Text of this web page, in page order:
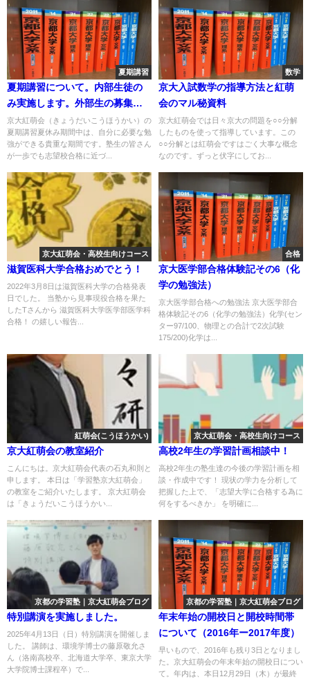
夏期講習
夏期講習について。内部生徒の
み実施します。外部生の募集は
いたしません
京大紅萌会（きょうだいこうほうかい）の
夏期講習夏休み期間中は、自分に必要な勉
強ができる貴重な期間です。塾生の皆さん
が一歩でも志望校合格に近づ...
数学
京大入試数学の指導方法と紅萌
会のマル秘資料
京大紅萌会では日々京大の問題を○○分解
したものを使って指導しています。この
○○分解とは紅萌会ですはごく大事な概念
なのです。ずっと伏字にしてお...
京大紅萌会・高校生向けコース
滋賀医科大学合格おめでとう！
2022年3月8日は滋賀医科大学の合格発表
日でした。 当塾から見事現役合格を果た
したTさんから 滋賀医科大学医学部医学科
合格！ の嬉しい報告...
合格
京大医学部合格体験記その6（化
学の勉強法）
京大医学部合格への勉強法 京大医学部合
格体験記その6（化学の勉強法）化学(セン
ター97/100、物理との合計で2次試験
175/200)化学は...
紅萌会(こうほうかい)
京大紅萌会の教室紹介
こんにちは。京大紅萌会代表の石丸和則と
申します。 本日は「学習塾京大紅萌会」
の教室をご紹介いたします。 京大紅萌会
は「きょうだいこうほうかい...
京大紅萌会・高校生向けコース
高校2年生の学習計画相談中！
高校2年生の塾生達の今後の学習計画を相
談・作成中です！ 現状の学力を分析して
把握した上で、「志望大学に合格する為に
何をするべきか」 を明確に...
京都の学習塾｜京大紅萌会ブログ
特別講演を実施しました。
2025年4月13日（日）特別講演を開催しま
した。 講師は、環境学博士の藤原敬允さ
ん（洛南高校卒、北海道大学卒、東京大学
大学院博士課程卒）で...
京都の学習塾｜京大紅萌会ブログ
年末年始の開校日と開校時間帯
について（2016年ー2017年度）
早いもので、2016年も残り3日となりまし
た。京大紅萌会の年末年始の開校日につい
て。年内は、本日12月29日（木）が最終